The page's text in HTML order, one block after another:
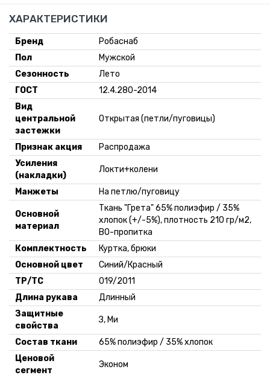
ХАРАКТЕРИСТИКИ
Бренд
Робаснаб
Пол
Мужской
Сезонность
Лето
ГОСТ
12.4.280-2014
Вид
центральной
застежки
Открытая (петли/пуговицы)
Признак акция
Распродажа
Усиления
(накладки)
Локти+колени
Манжеты На петлю/пуговицу
Основной
материал
Ткань "Грета" 65% полиэфир / 35%
хлопок (+/-5%), плотность 210 гр/м2,
ВО-пропитка
Комплектность
Куртка, брюки
Основной цвет
Синий/Красный
ТР/ТС
019/2011
Длина рукава
Длинный
Защитные
свойства
З, Ми
Состав ткани
65% полиэфир / 35% хлопок
Ценовой
сегмент
Эконом